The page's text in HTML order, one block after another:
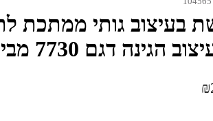
בעיצוב גותי ממתכת
הגינה דגם 7730 מבית טיפות טבע
₪